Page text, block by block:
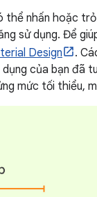
thể nhấn hoặc
sử dụng. Để
Design
.
dụng của bạn đã
mức tối thiểu,